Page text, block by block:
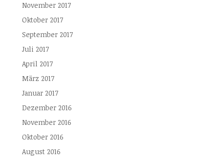
November 2017
Oktober 2017
September 2017
Juli 2017
April 2017
März 2017
Januar 2017
Dezember 2016
November 2016
Oktober 2016
August 2016